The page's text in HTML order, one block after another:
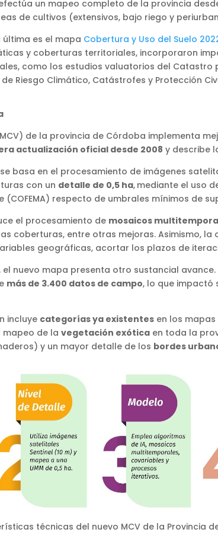
un mapeo completo de la provincia
de cultivos (extensivos, bajo riego y
última es el mapa Cobertura y Uso del Suelo
y coberturas territoriales, incorporaron
como los estudios valuatorios del
Riesgo Climático, Catástrofes y Protección
de la provincia de Córdoba implementa
actualización oficial desde 2008 y describe
basa en el procesamiento de imágenes
con un detalle de 0,5 ha, mediante el uso
(COFEMA) respecto de umbrales mínimos de
el procesamiento de mosaicos
coberturas, entre otras mejoras. Asimismo, la
geográficas, acortar los plazos de
nuevo mapa presenta otro sustancial
más de 3.400 datos de campo, lo que impactó
incluye categorías ya existentes en los
de la vegetación exótica en toda la
y un mayor detalle de los bordes
técnicas del nuevo MCV de la Provincia